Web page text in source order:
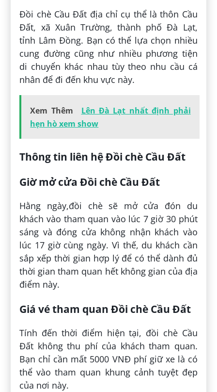
Đồi chè Cầu Đất địa chỉ cụ thể là thôn Cầu
Đất, xã Xuân Trường, thành phố Đà Lạt,
tỉnh Lâm Đồng. Bạn có thể lựa chọn nhiều
cung đường cũng như nhiều phương tiện
di chuyển khác nhau tùy theo nhu cầu cá
nhân để đi đến khu vực này.
Xem Thêm
Lên Đà Lạt nhất định phải
hẹn hò xem show
Thông tin liên hệ Đồi chè Cầu Đất
Giờ mở cửa Đồi chè Cầu Đất
Hằng ngày,đồi chè sẽ mở cửa đón du
khách vào tham quan vào lúc 7 giờ 30 phút
sáng và đóng cửa không nhận khách vào
lúc 17 giờ cùng ngày. Vì thế, du khách cần
sắp xếp thời gian hợp lý để có thể dành đủ
thời gian tham quan hết không gian của địa
điểm này.
Giá vé tham quan Đồi chè Cầu Đất
Tính đến thời điểm hiện tại, đồi chè Cầu
Đất không thu phí của khách tham quan.
Bạn chỉ cần mất 5000 VNĐ phí giữ xe là có
thể vào tham quan khung cảnh tuyệt đẹp
của nơi này.